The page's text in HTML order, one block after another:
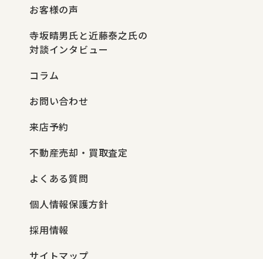
お客様の声
寺坂晴男氏と近藤泰之氏の
対談インタビュー
コラム
お問い合わせ
来店予約
不動産売却・買取査定
よくある質問
個人情報保護方針
採用情報
サイトマップ